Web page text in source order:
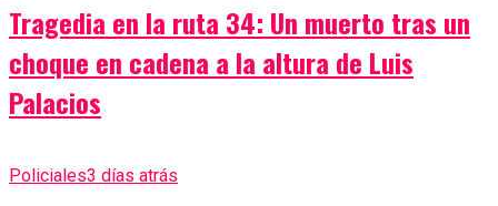
Tragedia en la ruta 34: Un muerto tras un
choque en cadena a la altura de Luis
Palacios
Policiales3 días atrás